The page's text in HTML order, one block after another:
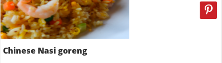
Chinese Nasi goreng